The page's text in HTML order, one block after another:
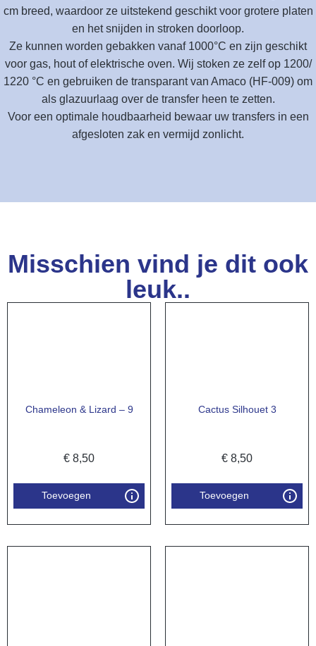
cm breed, waardoor ze uitstekend geschikt voor grotere platen
en het snijden in stroken doorloop.
Ze kunnen worden gebakken vanaf 1000°C en zijn geschikt
voor gas, hout of elektrische oven. Wij stoken ze zelf op 1200/
1220 °C en gebruiken de transparant van Amaco (HF-009) om
als glazuurlaag over de transfer heen te zetten.
Voor een optimale houdbaarheid bewaar uw transfers in een
afgesloten zak en vermijd zonlicht.
Misschien vind je dit ook
leuk..
Chameleon & Lizard – 9
€ 8,50
Toevoegen
Cactus Silhouet 3
€ 8,50
Toevoegen